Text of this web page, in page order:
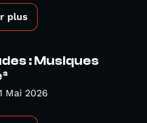
plus
: Musiques
Mai 2026